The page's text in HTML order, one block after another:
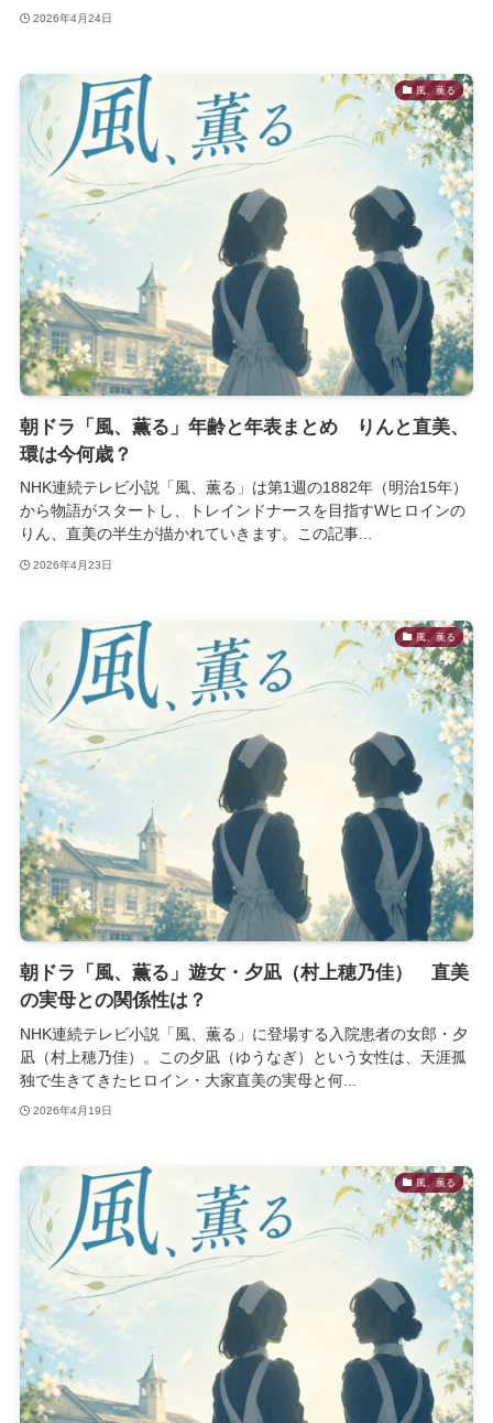
2026年4月24日
風、薫る
朝ドラ「風、薫る」年齢と年表まとめ りんと直美、
環は今何歳？
NHK連続テレビ小説「風、薫る」は第1週の1882年（明治15年）
から物語がスタートし、トレインドナースを目指すWヒロインの
りん、直美の半生が描かれていきます。この記事...
2026年4月23日
風、薫る
朝ドラ「風、薫る」遊女・夕凪（村上穂乃佳） 直美
の実母との関係性は？
NHK連続テレビ小説「風、薫る」に登場する入院患者の女郎・夕
凪（村上穂乃佳）。この夕凪（ゆうなぎ）という女性は、天涯孤
独で生きてきたヒロイン・大家直美の実母と何...
2026年4月19日
風、薫る